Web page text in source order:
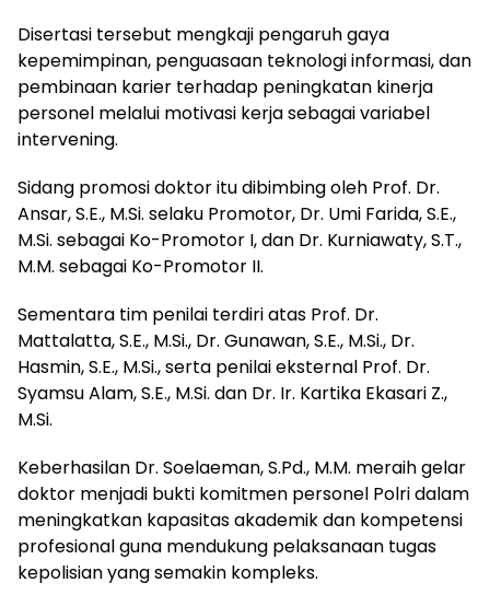
Disertasi tersebut mengkaji pengaruh gaya
kepemimpinan, penguasaan teknologi informasi, dan
pembinaan karier terhadap peningkatan kinerja
personel melalui motivasi kerja sebagai variabel
intervening.
Sidang promosi doktor itu dibimbing oleh Prof. Dr.
Ansar, S.E., M.Si. selaku Promotor, Dr. Umi Farida, S.E.,
M.Si. sebagai Ko-Promotor I, dan Dr. Kurniawaty, S.T.,
M.M. sebagai Ko-Promotor II.
Sementara tim penilai terdiri atas Prof. Dr.
Mattalatta, S.E., M.Si., Dr. Gunawan, S.E., M.Si., Dr.
Hasmin, S.E., M.Si., serta penilai eksternal Prof. Dr.
Syamsu Alam, S.E., M.Si. dan Dr. Ir. Kartika Ekasari Z.,
M.Si.
Keberhasilan Dr. Soelaeman, S.Pd., M.M. meraih gelar
doktor menjadi bukti komitmen personel Polri dalam
meningkatkan kapasitas akademik dan kompetensi
profesional guna mendukung pelaksanaan tugas
kepolisian yang semakin kompleks.